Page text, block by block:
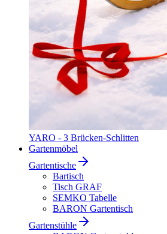
YARO - 3 Brücken-Schlitten
Gartenmöbel
Gartentische
Bartisch
Tisch GRAF
SEMKO Tabelle
BARON Gartentisch
Gartenstühle